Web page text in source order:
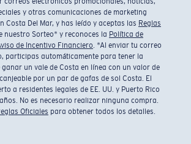
y otras comunicaciones de marketing
Costa Del Mar, y has leído y aceptas las Reglas
nuestro Sorteo* y reconoces la Política de
de Incentivo Financiero. *Al enviar tu correo
participas automáticamente para tener la
un vale de Costa en línea con un valor de
por un par de gafas de sol Costa. El
a residentes legales de EE. UU. y Puerto Rico
No es necesario realizar ninguna compra.
Oficiales para obtener todos los detalles.